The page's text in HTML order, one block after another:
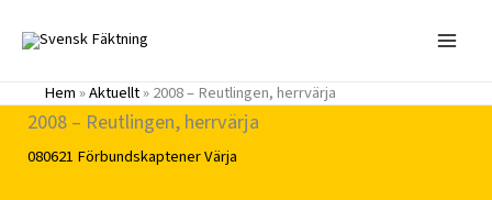
innehåll
Hem»Aktuellt»2008 – Reutlingen, herrvärja
2008 – Reutlingen, herrvärja
080621 FörbundskaptenerVärja